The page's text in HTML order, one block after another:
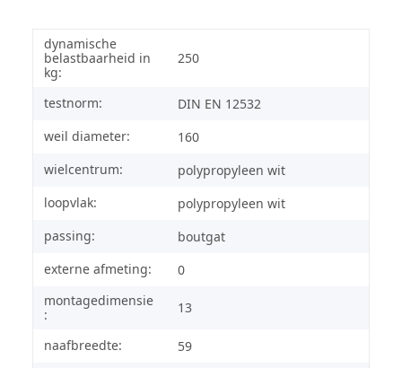
dynamische
belastbaarheid in
kg:
250
testnorm:
DIN EN 12532
weil diameter:
160
wielcentrum:
polypropyleen wit
loopvlak:
polypropyleen wit
passing:
boutgat
externe afmeting:
0
montagedimensie
:
13
naafbreedte:
59